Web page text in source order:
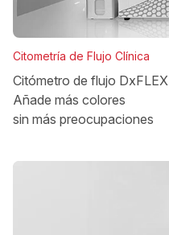
Citometría de Flujo Clínica
Citómetro de flujo DxFLEX
Añade más colores
sin más preocupaciones